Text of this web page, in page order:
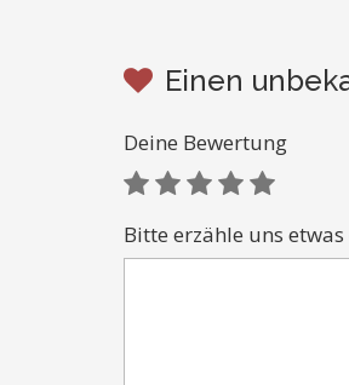
Einen
Deine Bewertung
Bitte erzähle uns